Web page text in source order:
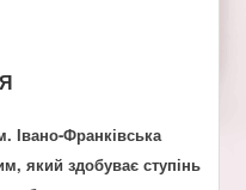
Івано-Франківська
який здобуває ступінь